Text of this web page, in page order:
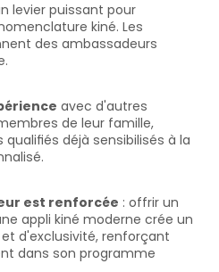
levier puissant pour
kiné. Les
des ambassadeurs
avec d'autres
de leur famille,
déjà sensibilisés à la
est renforcée : offrir un
appli kiné moderne crée un
d'exclusivité, renforçant
dans son programme